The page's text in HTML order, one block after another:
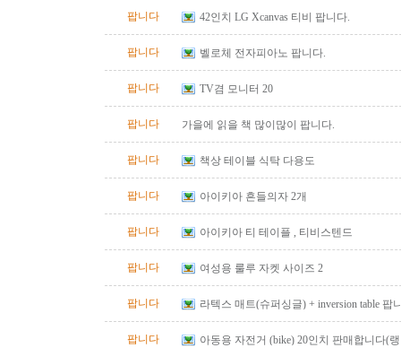
팝니다 42인치 LG Xcanvas 티비 팝니다.
팝니다 벨로체 전자피아노 팝니다.
팝니다 TV겸 모니터 20
팝니다 가을에 읽을 책 많이많이 팝니다.
팝니다 책상 테이블 식탁 다용도
팝니다 아이키아 흔들의자 2개
팝니다 아이키아 티 테이플 , 티비스텐드
팝니다 여성용 룰루 자켓 사이즈 2
팝니다 라텍스 매트(슈퍼싱글) + inversion table 팝
팝니다 아동용 자전거 (bike) 20인치 판매합니다(